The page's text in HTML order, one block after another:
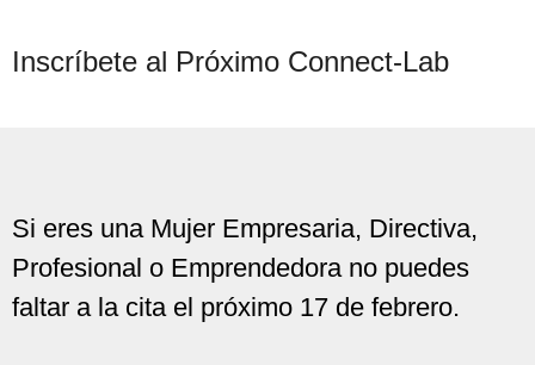
Inscríbete al Próximo Connect-Lab
Si eres una Mujer Empresaria, Directiva,
Profesional o Emprendedora no puedes
faltar a la cita el próximo 17 de febrero.